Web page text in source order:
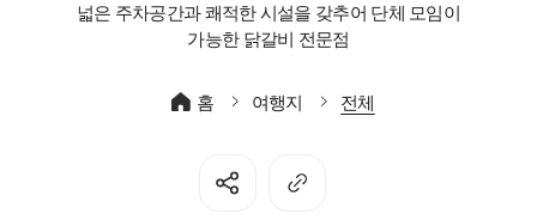
넓은 주차공간과 쾌적한 시설을 갖추어 단체 모임이
가능한 닭갈비 전문점
홈 여행지 전체